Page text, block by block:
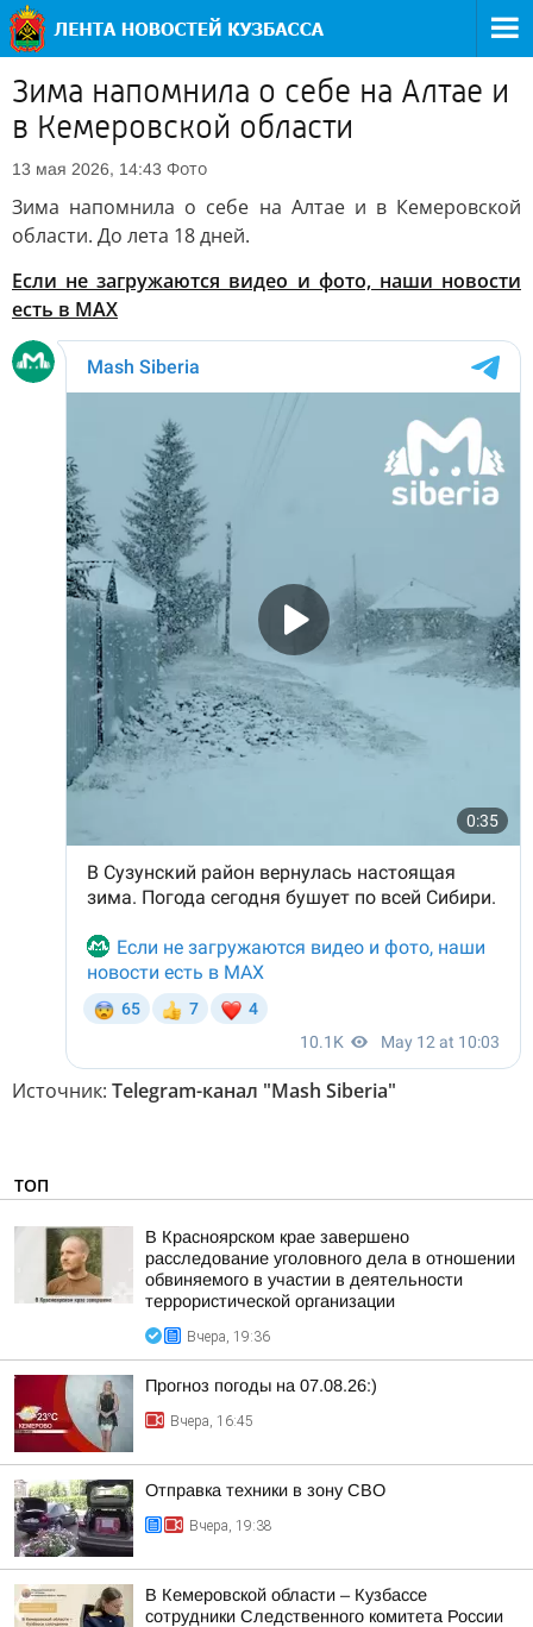
Зима напомнила о себе на Алтае и
в Кемеровской области
13 мая 2026, 14:43 Фото
Зима напомнила о себе на Алтае и в Кемеровской
области. До лета 18 дней.
Если не загружаются видео и фото, наши новости
есть в MAX
Источник: Telegram-канал "Mash Siberia"
ТОП
В Красноярском крае завершено
расследование уголовного дела в отношении
обвиняемого в участии в деятельности
террористической организации
Вчера, 19:36
Прогноз погоды на 07.08.26:)
Вчера, 16:45
Отправка техники в зону СВО
Вчера, 19:38
В Кемеровской области – Кузбассе
сотрудники Следственного комитета России